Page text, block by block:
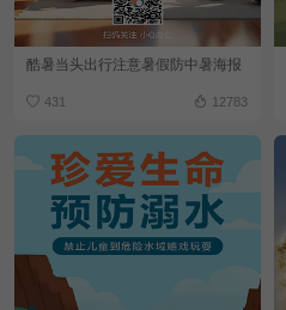
酷暑当头出行注意暑假防中暑海报
431 12783